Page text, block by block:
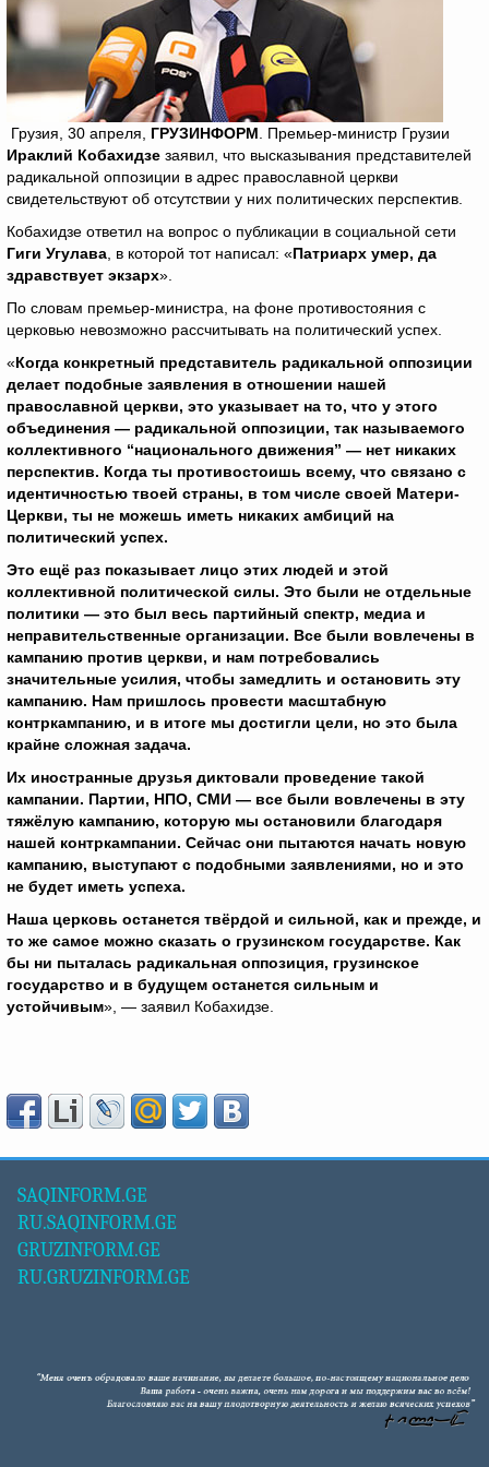
Грузия, 30 апреля, ГРУЗИНФОРМ . Премьер-министр Грузии
Ираклий Кобахидзе заявил, что высказывания представителей
радикальной оппозиции в адрес православной церкви
свидетельствуют об отсутствии у них политических перспектив.
Кобахидзе ответил на вопрос о публикации в социальной сети
Гиги Угулава , в которой тот написал: «Патриарх умер, да
здравствует экзарх».
По словам премьер-министра, на фоне противостояния с
церковью невозможно рассчитывать на политический успех.
«Когда конкретный представитель радикальной оппозиции
делает подобные заявления в отношении нашей
православной церкви, это указывает на то, что у этого
объединения — радикальной оппозиции, так называемого
коллективного “национального движения” — нет никаких
перспектив. Когда ты противостоишь всему, что связано с
идентичностью твоей страны, в том числе своей Матери-
Церкви, ты не можешь иметь никаких амбиций на
политический успех.
Это ещё раз показывает лицо этих людей и этой
коллективной политической силы. Это были не отдельные
политики — это был весь партийный спектр, медиа и
неправительственные организации. Все были вовлечены в
кампанию против церкви, и нам потребовались
значительные усилия, чтобы замедлить и остановить эту
кампанию. Нам пришлось провести масштабную
контркампанию, и в итоге мы достигли цели, но это была
крайне сложная задача.
Их иностранные друзья диктовали проведение такой
кампании. Партии, НПО, СМИ — все были вовлечены в эту
тяжёлую кампанию, которую мы остановили благодаря
нашей контркампании. Сейчас они пытаются начать новую
кампанию, выступают с подобными заявлениями, но и это
не будет иметь успеха.
Наша церковь останется твёрдой и сильной, как и прежде, и
то же самое можно сказать о грузинском государстве. Как
бы ни пыталась радикальная оппозиция, грузинское
государство и в будущем останется сильным и
устойчивым», — заявил Кобахидзе.
SAQINFORM.GE
RU.SAQINFORM.GE
GRUZINFORM.GE
RU.GRUZINFORM.GE